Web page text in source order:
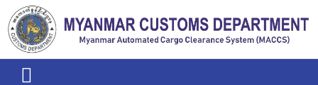
Skip to main content